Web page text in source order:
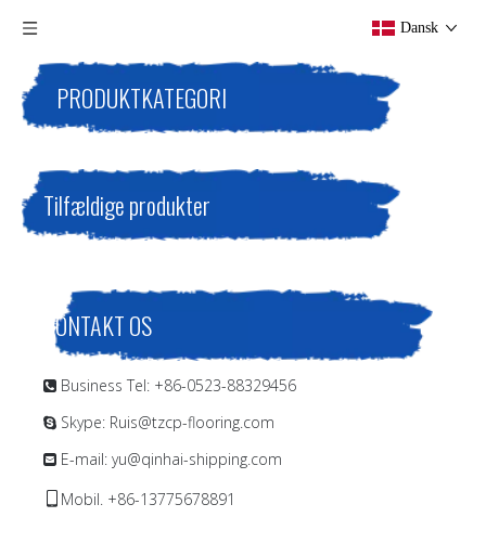
Dansk
PRODUKTKATEGORI
Tilfældige produkter
KONTAKT OS
 Business Tel: +86-0523-88329456
 Skype: Ruis@tzcp-flooring.com
 E-mail: yu@qinhai-shipping.com
Mobil. +86-13775678891